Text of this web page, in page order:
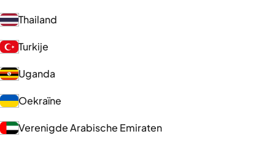
Thailand
Turkije
Uganda
Oekraïne
Verenigde Arabische Emiraten